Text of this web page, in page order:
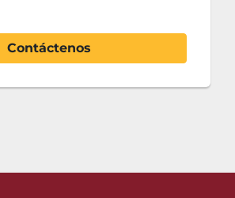
Contáctenos